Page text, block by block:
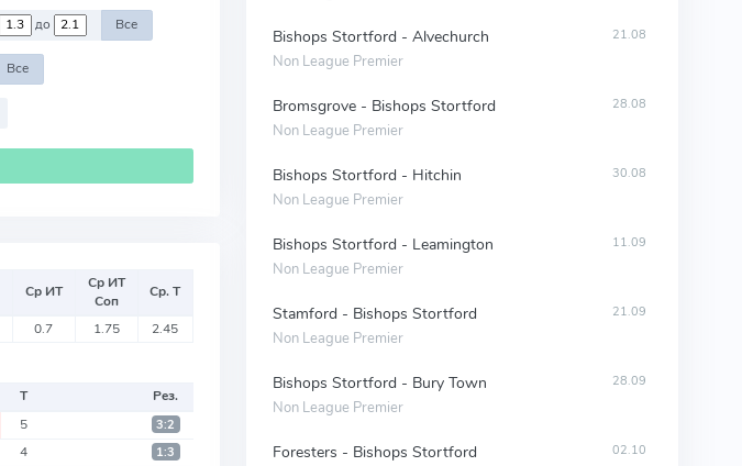
до Все
Все
Ср ИТ
Ср ИТ
Соп
Ср. Т
0.7 1.75 2.45
Т
Рез.
5 3:2
4 1:3
Bishops Stortford - Alvechurch
Non League Premier
21.08
Bromsgrove - Bishops Stortford
Non League Premier
28.08
Bishops Stortford - Hitchin
Non League Premier
30.08
Bishops Stortford - Leamington
Non League Premier
11.09
Stamford - Bishops Stortford
Non League Premier
21.09
Bishops Stortford - Bury Town
Non League Premier
28.09
Foresters - Bishops Stortford 02.10